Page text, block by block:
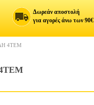
Δωρεάν αποστολή
για αγορές άνω των 90€
4ΤΕΜ
4ΤΕΜ